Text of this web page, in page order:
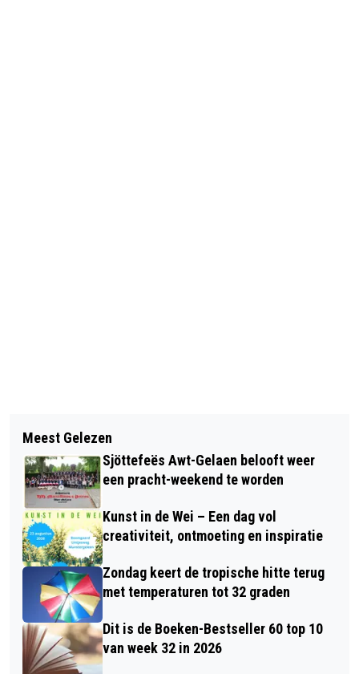
VAN KUL PÈS KULTUUR, ‘N SJTÖKSKE
ZITTESJ VAN MICH VEUR UCH: APRIL
DEIT WAAT ‘R WIL
MICHEL VAN DIJKE STOPT NA 12
JAAR ALS BAANCOMMISSARIS
WIELERBAAN GELEEN
Meest Gelezen
Sjöttefeës Awt-Gelaen belooft weer
een pracht-weekend te worden
Kunst in de Wei – Een dag vol
creativiteit, ontmoeting en inspiratie
Zondag keert de tropische hitte terug
met temperaturen tot 32 graden
Dit is de Boeken-Bestseller 60 top 10
van week 32 in 2026